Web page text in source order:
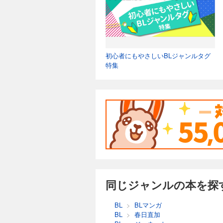
初心者にもやさしいBLジャンルタグ
特集
同じジャンルの本を探
BL > BLマンガ
BL > 春日直加